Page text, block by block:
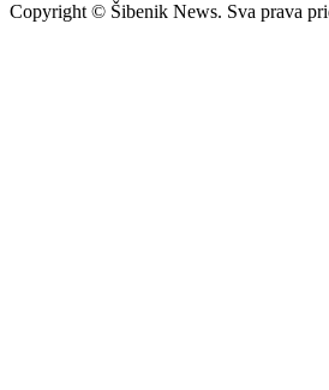
Copyright © Šibenik News. Sva prava